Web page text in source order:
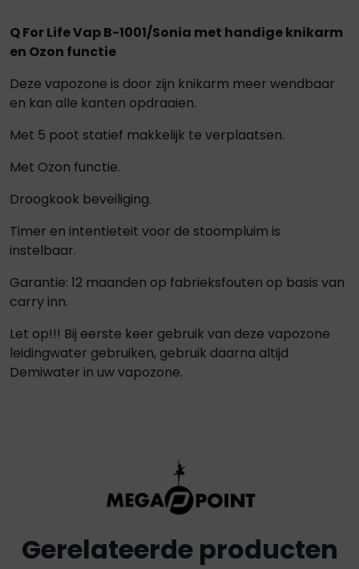
functie
hoeveelheid
Q For Life Vap B-1001/Sonia met handige knikarm
en Ozon functie
Deze vapozone is door zijn knikarm meer wendbaar
en kan alle kanten opdraaien.
Met 5 poot statief makkelijk te verplaatsen.
Met Ozon functie.
Droogkook beveiliging.
Timer en intentieteit voor de stoompluim is
instelbaar.
Garantie: 12 maanden op fabrieksfouten op basis van
carry inn.
Let op!!! Bij eerste keer gebruik van deze vapozone
leidingwater gebruiken, gebruik daarna altijd
Demiwater in uw vapozone.
Gerelateerde producten